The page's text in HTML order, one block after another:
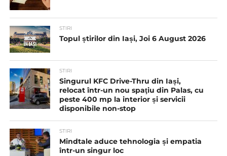
STIRI
Topul știrilor din Iași, Joi 6 August 2026
STIRI
Singurul KFC Drive-Thru din Iași,
relocat într-un nou spaţiu din Palas, cu
peste 400 mp la interior și servicii
disponibile non-stop
STIRI
Mindtale aduce tehnologia și empatia
într-un singur loc